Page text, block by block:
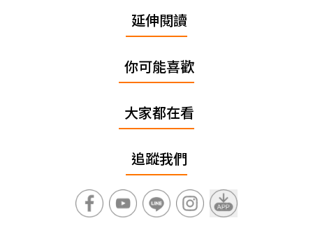
延伸閱讀
你可能喜歡
大家都在看
追蹤我們